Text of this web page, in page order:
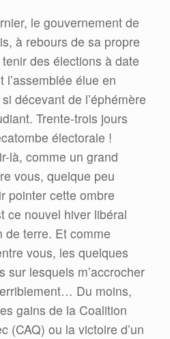
le gouvernement de
à rebours de sa propre
des élections à date
l’assemblée élue en
décevant de l’éphémère
Trente-trois jours
électorale !
là, comme un grand
vous, quelque peu
pointer cette ombre
ce nouvel hiver libéral
de terre. Et comme
vous, les quelques
sur lesquels m’accrocher
Du moins,
gains de la Coalition
(CAQ) ou la victoire d’un